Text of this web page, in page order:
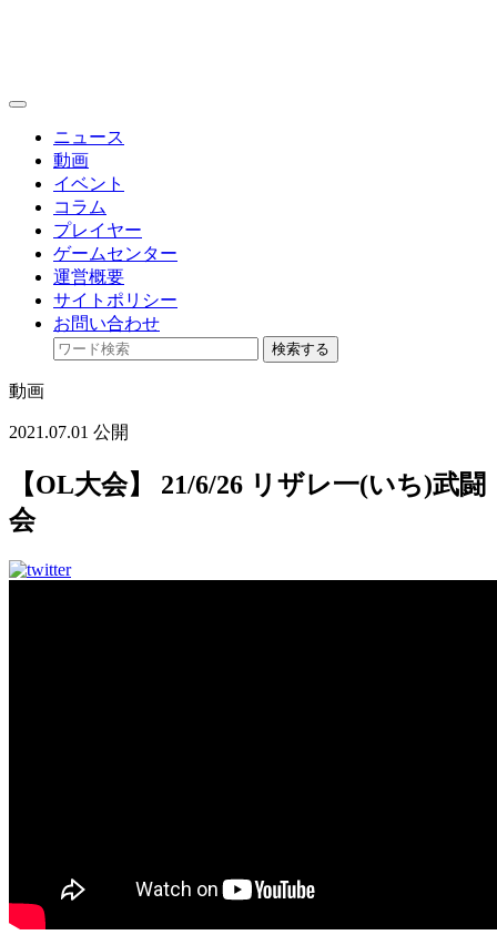
toggle
ニュース
動画
イベント
コラム
プレイヤー
ゲームセンター
運営概要
サイトポリシー
お問い合わせ
検索する
動画
2021.07.01 公開
【OL大会】 21/6/26 リザレ一(いち)武闘
会